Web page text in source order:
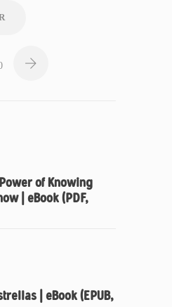
of Knowing
| eBook (PDF,
| eBook (EPUB,